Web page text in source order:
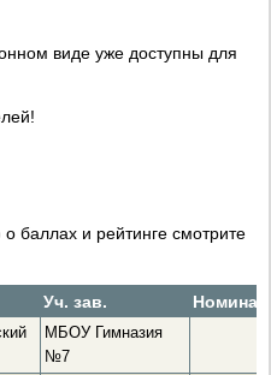
виде уже доступны для
и рейтинге смотрите
Уч. зав.
МБОУ Гимназия
№7